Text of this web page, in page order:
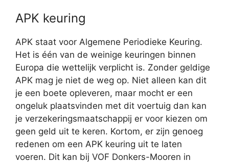
APK keuring
APK staat voor Algemene Periodieke Keuring.
Het is één van de weinige keuringen binnen
Europa die wettelijk verplicht is. Zonder geldige
APK mag je niet de weg op. Niet alleen kan dit
je een boete opleveren, maar mocht er een
ongeluk plaatsvinden met dit voertuig dan kan
je verzekeringsmaatschappij er voor kiezen om
geen geld uit te keren. Kortom, er zijn genoeg
redenen om een APK keuring uit te laten
voeren. Dit kan bij VOF Donkers-Mooren in